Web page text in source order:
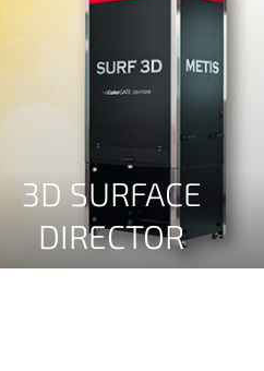
3D SURFACE
DIRECTOR